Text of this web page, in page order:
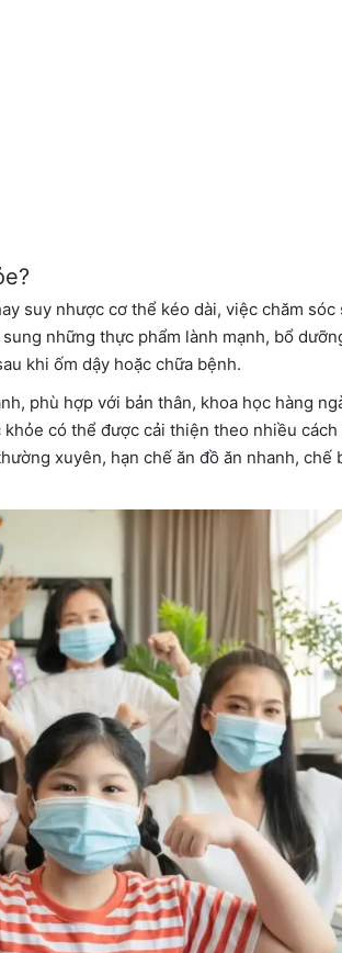
suy nhược cơ thể kéo dài, việc chăm
những thực phẩm lành mạnh, bổ
khi ốm dậy hoặc chữa bệnh.
phù hợp với bản thân, khoa học hàng
có thể được cải thiện theo nhiều cách
xuyên, hạn chế ăn đồ ăn nhanh, chế